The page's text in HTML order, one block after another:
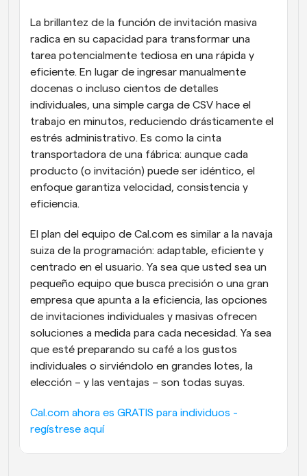
La brillantez de la función de invitación masiva
radica en su capacidad para transformar una
tarea potencialmente tediosa en una rápida y
eficiente. En lugar de ingresar manualmente
docenas o incluso cientos de detalles
individuales, una simple carga de CSV hace el
trabajo en minutos, reduciendo drásticamente el
estrés administrativo. Es como la cinta
transportadora de una fábrica: aunque cada
producto (o invitación) puede ser idéntico, el
enfoque garantiza velocidad, consistencia y
eficiencia.
El plan del equipo de Cal.com es similar a la navaja
suiza de la programación: adaptable, eficiente y
centrado en el usuario. Ya sea que usted sea un
pequeño equipo que busca precisión o una gran
empresa que apunta a la eficiencia, las opciones
de invitaciones individuales y masivas ofrecen
soluciones a medida para cada necesidad. Ya sea
que esté preparando su café a los gustos
individuales o sirviéndolo en grandes lotes, la
elección – y las ventajas – son todas suyas.
Cal.com ahora es GRATIS para individuos -
regístrese aquí